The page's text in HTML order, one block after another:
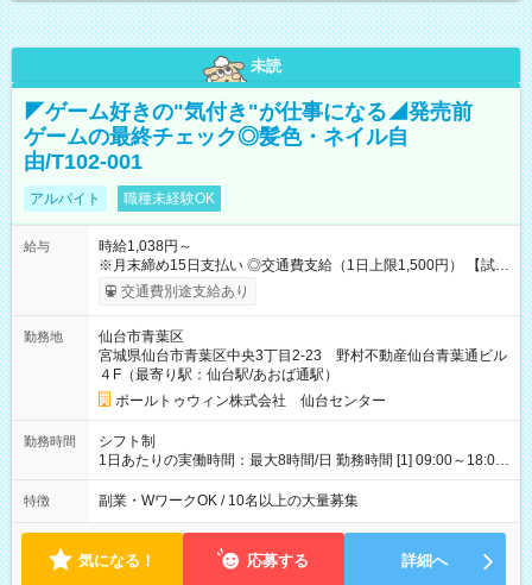
未読
◤ゲーム好きの"気付き"が仕事になる◢発売前
ゲームの最終チェック◎髪色・ネイル自
由/T102-001
アルバイト 職種未経験OK
給与
時給1,038円～
※月末締め15日支払い ◎交通費支給（1日上限1,500円） 【試用
期間】試用期間なし
交通費別途支給あり
勤務地
仙台市青葉区
宮城県仙台市青葉区中央3丁目2-23 野村不動産仙台青葉通ビル
４F（最寄り駅：仙台駅/あおば通駅）
ポールトゥウィン株式会社 仙台センター
勤務時間
シフト制
1日あたりの実働時間：最大8時間/日 勤務時間 [1] 09:00～18:00
[2] 10:00～19:00 [3] 10:30～19:30 最低勤務日数(週)：2日 【シ
フトの決め方】 シフトサイクル：1ヶ月 シフト提出期限：シフ
・昼休憩1時間、その他小休憩あり
特徴 副業・WワークOK / 10名以上の大量募集
気になる！ 応募する 詳細へ